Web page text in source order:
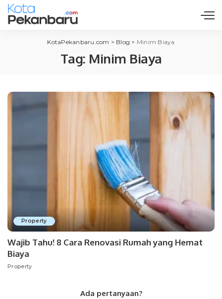
KotaPekanbaru.com > Blog > Minim Biaya
Tag: Minim Biaya
Property
Wajib Tahu! 8 Cara Renovasi Rumah yang Hemat
Biaya
Property
Ada pertanyaan?